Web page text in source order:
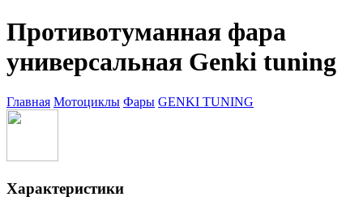
Противотуманная фара
универсальная Genki tuning
Главная Мотоциклы Фары GENKI TUNING
Характеристики